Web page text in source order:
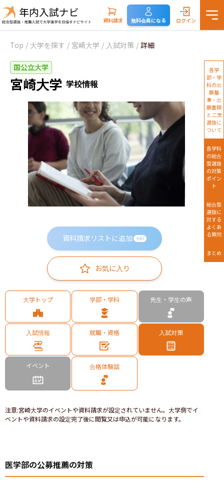
資料請求 無料会員になる ログイン
Top / 大学を探す / 宮崎大学 / 入試対策 / 詳細
国公立大学
宮崎大学 学校情報
資料請求リストに追加 無料
お気に入り
大学トップ 学部・学科 先生・学生の声
入試情報 就職・資格 入試対策
イベント 合格体験談
注意:宮崎大学のイベントや資料請求が設定されていません。大学側でイ
ベントや資料請求の設定完了後に閲覧又は申込が可能になります。
医学部の公募推薦の対策
各学
部・学
科の出
願基
準・出
願書類
と二次
選抜に
ついて
各学科
の総合
型選抜
の対策
ポイン
ト
総合型
選抜に
対する
よくあ
る質問
まとめ